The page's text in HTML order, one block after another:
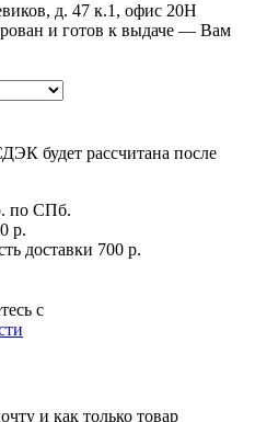
д. 47 к.1, офис 20Н
и готов к выдаче — Вам
будет рассчитана после
по СПб.
р.
доставки 700 р.
с
и как только товар